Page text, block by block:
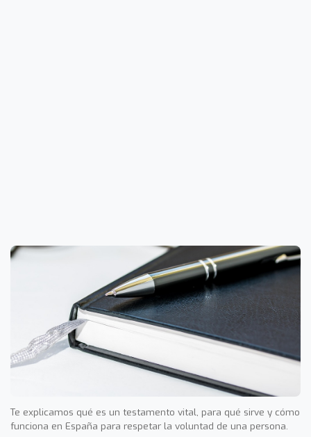
Te explicamos qué es un testamento vital, para qué sirve y cómo
funciona en España para respetar la voluntad de una persona.